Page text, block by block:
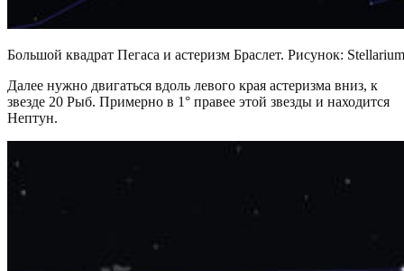
Большой квадрат Пегаса и астеризм Браслет. Рисунок: Stellarium
Далее нужно двигаться вдоль левого края астеризма вниз, к
звезде 20 Рыб. Примерно в 1° правее этой звезды и находится
Нептун.